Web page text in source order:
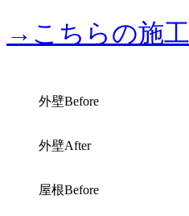
→こちらの施
外壁Before
外壁After
屋根Before